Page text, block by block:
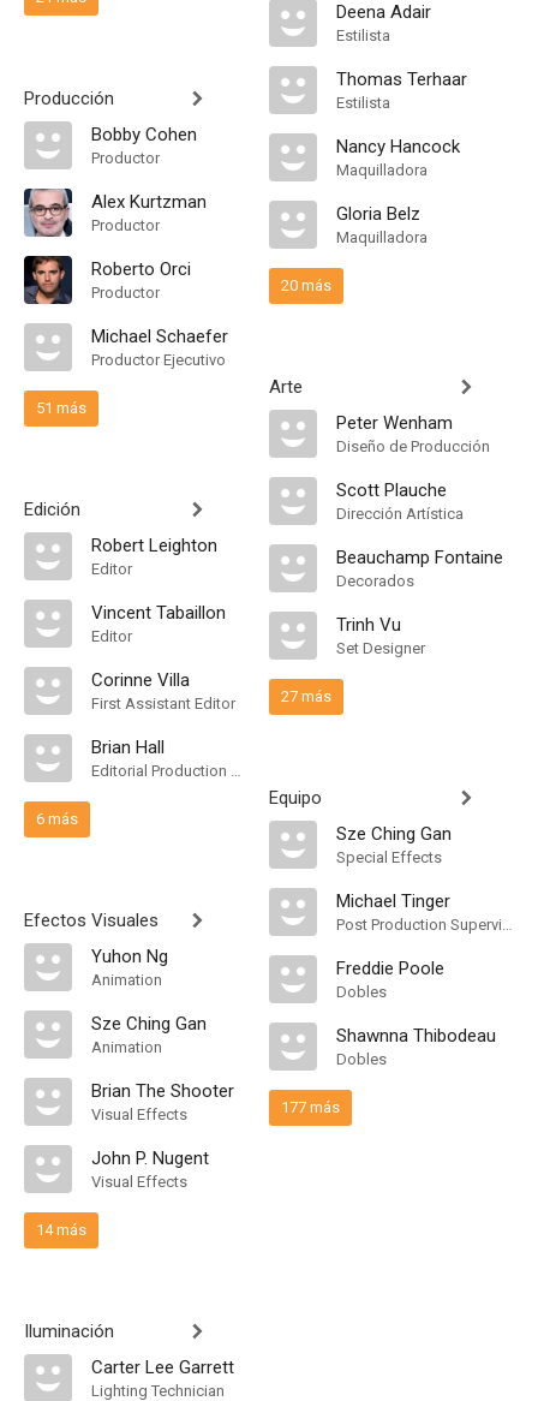
Producción
Bobby Cohen
Productor
Alex Kurtzman
Productor
Roberto Orci
Productor
Michael Schaefer
Productor Ejecutivo
51 más
Edición
Robert Leighton
Editor
Vincent Tabaillon
Editor
Corinne Villa
First Assistant Editor
Brian Hall
Editorial Production Assistant
6 más
Efectos Visuales
Yuhon Ng
Animation
Sze Ching Gan
Animation
Brian The Shooter
Visual Effects
John P. Nugent
Visual Effects
14 más
Iluminación
Carter Lee Garrett
Lighting Technician
Deena Adair
Estilista
Thomas Terhaar
Estilista
Nancy Hancock
Maquilladora
Gloria Belz
Maquilladora
20 más
Arte
Peter Wenham
Diseño de Producción
Scott Plauche
Dirección Artística
Beauchamp Fontaine
Decorados
Trinh Vu
Set Designer
27 más
Equipo
Sze Ching Gan
Special Effects
Michael Tinger
Post Production Supervisor
Freddie Poole
Dobles
Shawnna Thibodeau
Dobles
177 más